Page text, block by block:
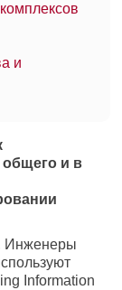
и
и в
Инженеры
Information